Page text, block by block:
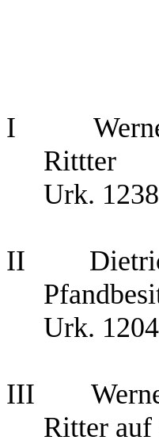
I
Rittter
Urk. 1238
II
Urk.
III
Ritter auf